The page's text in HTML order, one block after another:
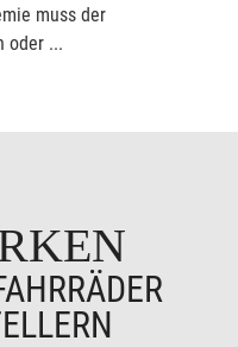
muss der
oder ...